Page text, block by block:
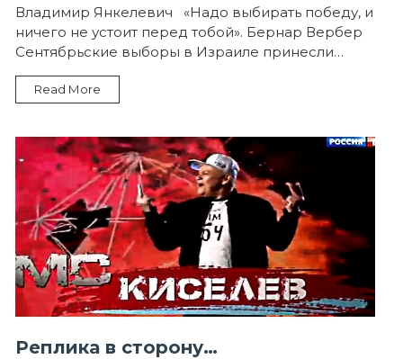
Размышления
у
парадного
подъезда
Владимир Янкелевич «Надо выбирать победу, и
ничего не устоит перед тобой». Бернар Вербер
Сентябрьские выборы в Израиле принесли…
Read More
Реплика в сторону…